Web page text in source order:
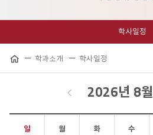
학사일정
홈
학과소개 학사일정
2026년 8월
일 월 화 수